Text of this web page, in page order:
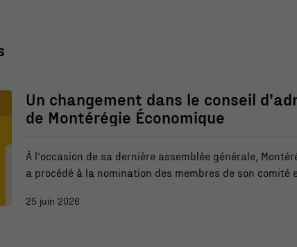
Un changement dans le conseil
de Montérégie Économique
À l’occasion de sa dernière assemblée générale,
a procédé à la nomination des membres de son comité
Audray Lemieux, directrice au développement du
25 juin 2026
Ces fichiers
témoins ne